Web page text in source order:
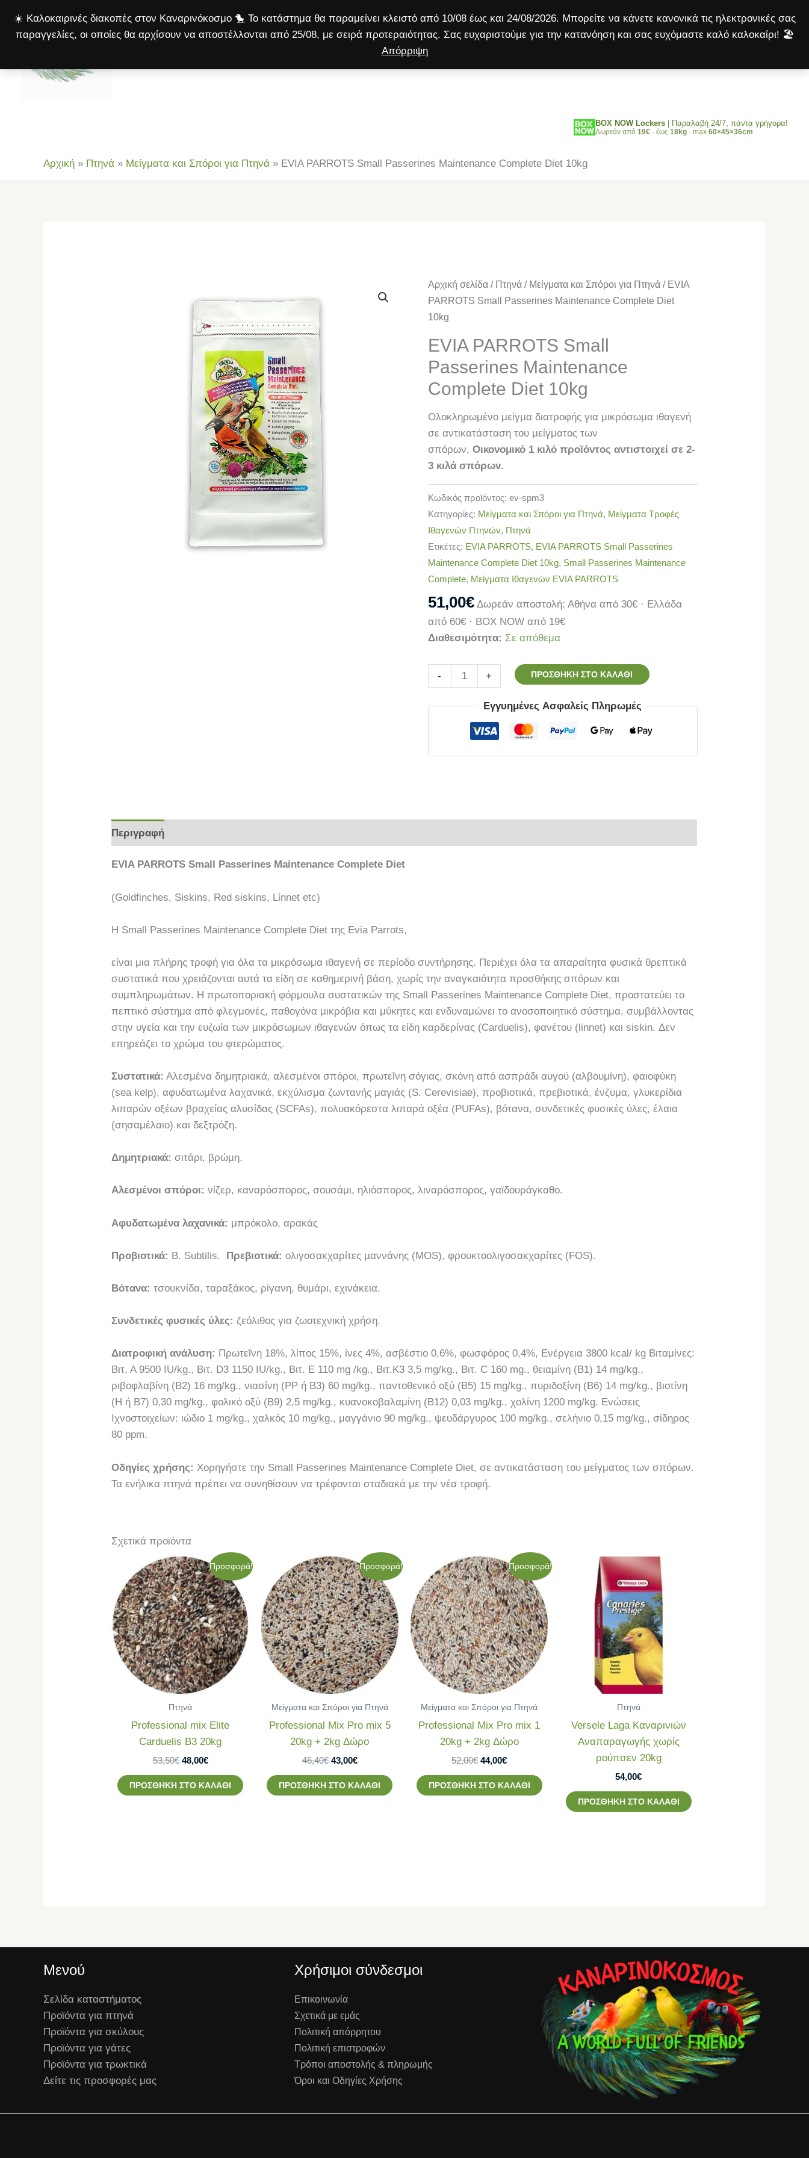
☀️ Καλοκαιρινές διακοπές στον Καναρινόκοσμο 🐤 Το κατάστημα θα παραμείνει κλειστό από 10/08 έως και 24/08/2026. Μπορείτε να κάνετε κανονικά τις ηλεκτρονικές σας
παραγγελίες, οι οποίες θα αρχίσουν να αποστέλλονται από 25/08, με σειρά προτεραιότητας. Σας ευχαριστούμε για την κατανόηση και σας ευχόμαστε καλό καλοκαίρι! 🏖️
Απόρριψη
περιεχόμενο
Μικρό ζώο
BOX NOW Lockers | Παραλαβή 24/7, πάντα γρήγορα!
Δωρεάν από 19€ · έως 18kg · max 60×45×36cm
Αρχική » Πτηνά » Μείγματα και Σπόροι για Πτηνά » EVIA PARROTS Small Passerines Μaintenance Complete Diet 10kg
Αρχική σελίδα/ Πτηνά/ Μείγματα και Σπόροι για Πτηνά/ EVIA
PARROTS Small Passerines Μaintenance Complete Diet
10kg
EVIA PARROTS Small
Passerines Μaintenance
Complete Diet 10kg
Ολοκληρωμένο μείγμα διατροφής για μικρόσωμα ιθαγενή
σε αντικατάσταση του μείγματος των
σπόρων, Οικονομικό 1 κιλό προϊόντος αντιστοιχεί σε 2-
3 κιλά σπόρων.
Κωδικός προϊόντος: ev-spm3
Κατηγορίες: Μείγματα και Σπόροι για Πτηνά, Μείγματα Τροφές
Ιθαγενών Πτηνών, Πτηνά
Ετικέτες: EVIA PARROTS, EVIA PARROTS Small Passerines
Μaintenance Complete Diet 10kg, Small Passerines Μaintenance
Complete, Μείγματα Ιθαγενών EVIA PARROTS
51,00€ Δωρεάν αποστολή: Αθήνα από 30€ · Ελλάδα
από 60€ · BOX NOW από 19€
Διαθεσιμότητα: Σε απόθεμα
-
EVIA
PARROTS
Small
Μaintenance
Complete
Diet
10kg
ποσότητα
+ ΠΡΟΣΘΉΚΗ ΣΤΟ ΚΑΛΆΘΙ
Εγγυημένες Ασφαλείς Πληρωμές
Περιγραφή
EVIA PARROTS Small Passerines Μaintenance Complete Diet
(Goldfinches, Siskins, Red siskins, Lίnnet etc)
H Small Passerines Μaintenance Complete Diet της Evia Parrots,
είναι μια πλήρης τροφή για όλα τα μικρόσωμα ιθαγενή σε περίοδο συντήρησης. Περιέχει όλα τα απαραίτητα φυσικά θρεπτικά
συστατικά που χρειάζονται αυτά τα είδη σε καθημερινή βάση, χωρίς την αναγκαιότητα προσθήκης σπόρων και
συμπληρωμάτων. Η πρωτοποριακή φόρμουλα συστατικών της Small Passerines Μaintenance Complete Diet, προστατεύει το
πεπτικό σύστημα από φλεγμονές, παθογόνα μικρόβια και μύκητες και ενδυναμώνει το ανοσοποιητικό σύστημα, συμβάλλοντας
στην υγεία και την ευζωία των μικρόσωμων ιθαγενών όπως τα είδη καρδερίνας (Carduelis), φανέτου (linnet) και siskin. Δεν
επηρεάζει το χρώμα του φτερώματος.
Συστατικά: Αλεσμένα δημητριακά, αλεσμένοι σπόροι, πρωτεΐνη σόγιας, σκόνη από ασπράδι αυγού (αλβουμίνη), φαιοφύκη
(sea kelp), αφυδατωμένα λαχανικά, εκχύλισμα ζωντανής μαγιάς (S. Cerevisiae), προβιοτικά, πρεβιοτικά, ένζυμα, γλυκερίδια
λιπαρών οξέων βραχείας αλυσίδας (SCFAs), πολυακόρεστα λιπαρά οξέα (PUFAs), βότανα, συνδετικές φυσικές ύλες, έλαια
(σησαμέλαιο) και δεξτρόζη.
Δημητριακά: σιτάρι, βρώμη.
Αλεσμένοι σπόροι: νίζερ, καναρόσπορος, σουσάμι, ηλιόσπορος, λιναρόσπορος, γαϊδουράγκαθο.
Αφυδατωμένα λαχανικά: μπρόκολο, αρακάς
Προβιοτικά: B. Subtilis. Πρεβιοτικά: ολιγοσακχαρίτες μαννάνης (MOS), φρουκτοολιγοσακχαρίτες (FOS).
Βότανα: τσουκνίδα, ταραξάκος, ρίγανη, θυμάρι, εχινάκεια.
Συνδετικές φυσικές ύλες: ζεόλιθος για ζωοτεχνική χρήση.
Διατροφική ανάλυση: Πρωτεΐνη 18%, λίπος 15%, ίνες 4%, ασβέστιο 0,6%, φωσφόρος 0,4%, Ενέργεια 3800 kcal/ kg Βιταμίνες:
Βιτ. Α 9500 IU/kg., Βιτ. D3 1150 IU/kg., Βιτ. E 110 mg /kg., Βιτ.Κ3 3,5 mg/kg., Βιτ. C 160 mg., θειαμίνη (Β1) 14 mg/kg.,
ριβοφλαβίνη (Β2) 16 mg/kg., νιασίνη (PP ή Β3) 60 mg/kg., παντοθενικό οξύ (Β5) 15 mg/kg., πυριδοξίνη (Β6) 14 mg/kg., βιοτίνη
(Η ή Β7) 0,30 mg/kg., φολικό οξύ (Β9) 2,5 mg/kg., κυανοκοβαλαμίνη (Β12) 0,03 mg/kg., χολίνη 1200 mg/kg. Ενώσεις
Ιχνοστοιχείων: ιώδιο 1 mg/kg., χαλκός 10 mg/kg., μαγγάνιο 90 mg/kg., ψευδάργυρος 100 mg/kg., σελήνιο 0,15 mg/kg., σίδηρος
80 ppm.
Οδηγίες χρήσης: Χορηγήστε την Small Passerines Μaintenance Complete Diet, σε αντικατάσταση του μείγματος των σπόρων.
Τα ενήλικα πτηνά πρέπει να συνηθίσουν να τρέφονται σταδιακά με την νέα τροφή.
Σχετικά προϊόντα
Προσφορά!
Πτηνά
Professional mix Elite
Carduelis B3 20kg
53,50€
Original
price
was:
53,50€.
48,00€
Η
τρέχουσα
τιμή
είναι:
48,00€.
ΠΡΟΣΘΉΚΗ ΣΤΟ ΚΑΛΆΘΙ
Προσφορά!
Μείγματα και Σπόροι για Πτηνά
Professional Mix Pro mix 5
20kg + 2kg Δώρο
46,40€
Original
price
was:
46,40€.
43,00€
Η
τρέχουσα
τιμή
είναι:
43,00€.
ΠΡΟΣΘΉΚΗ ΣΤΟ ΚΑΛΆΘΙ
Προσφορά!
Μείγματα και Σπόροι για Πτηνά
Professional Mix Pro mix 1
20kg + 2kg Δώρο
52,00€
Original
price
was:
52,00€.
44,00€
Η
τρέχουσα
τιμή
είναι:
44,00€.
ΠΡΟΣΘΉΚΗ ΣΤΟ ΚΑΛΆΘΙ
Πτηνά
Versele Laga Καναρινιών
Αναπαραγωγής χωρίς
ρούπσεν 20kg
54,00€
ΠΡΟΣΘΉΚΗ ΣΤΟ ΚΑΛΆΘΙ
Μενού
Σελίδα καταστήματος
Προϊόντα για πτηνά
Προϊόντα για σκύλους
Προϊόντα για γάτες
Προϊόντα για τρωκτικά
Δείτε τις προσφορές μας
Χρήσιμοι σύνδεσμοι
Επικοινωνία
Σχετικά με εμάς
Πολιτική απόρρητου
Πολιτική επιστροφών
Τρόποι αποστολής & πληρωμής
Όροι και Οδηγίες Χρήσης
Passerines
Μaintenance